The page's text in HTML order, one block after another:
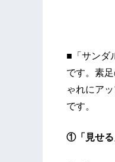
■「サンダ
です。素
ゃれにア
です。
①「見せる